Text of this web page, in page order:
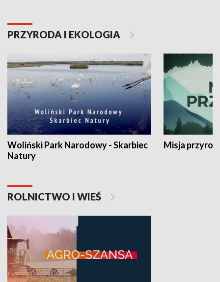
PRZYRODA I EKOLOGIA
Woliński Park Narodowy - Skarbiec
Natury
Misja
ROLNICTWO I WIEŚ